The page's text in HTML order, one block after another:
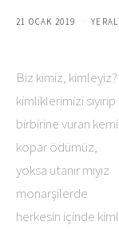
21 OCAK 2019
Biz kimiz, kimleyiz?
kimliklerimizi sıyırıp
birbirine vuran
kopar ödümüz,
yoksa utanır mıyız
monarşilerde
herkesin içinde